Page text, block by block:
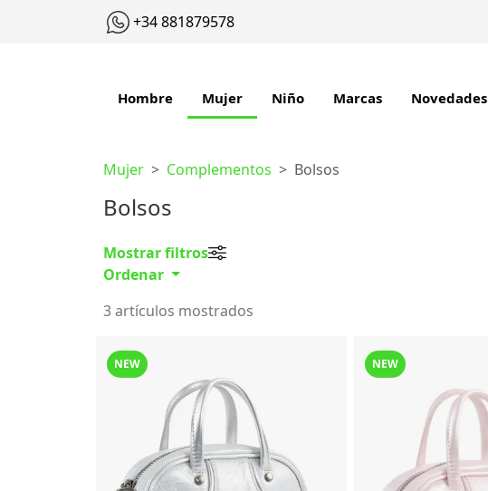
+34 881879578
Hombre Mujer Niño Marcas Novedades
Mujer Complementos Bolsos
Bolsos
Mostrar filtros
Ordenar
3 artículos mostrados
NEW NEW